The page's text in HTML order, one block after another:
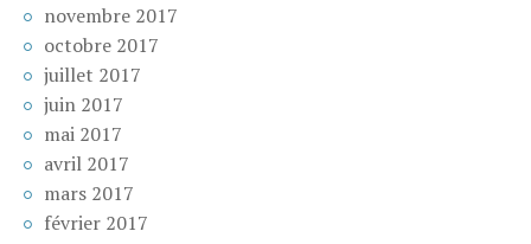
novembre 2017
octobre 2017
juillet 2017
juin 2017
mai 2017
avril 2017
mars 2017
février 2017